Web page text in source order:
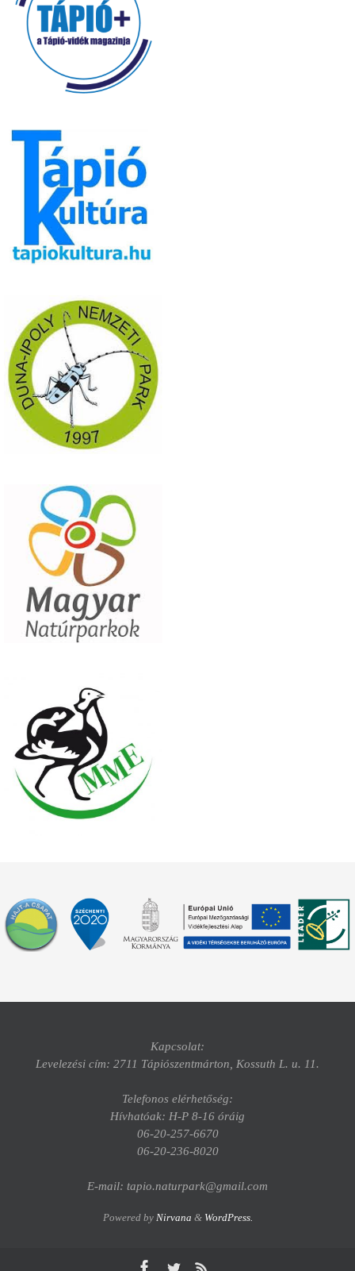
Kapcsolat:
Levelezési cím: 2711 Tápiószentmárton, Kossuth L. u. 11.
Telefonos elérhetőség:
Hívhatóak: H-P 8-16 óráig
06-20-257-6670
06-20-236-8020
E-mail: tapio.naturpark@gmail.com
Powered by Nirvana & WordPress.